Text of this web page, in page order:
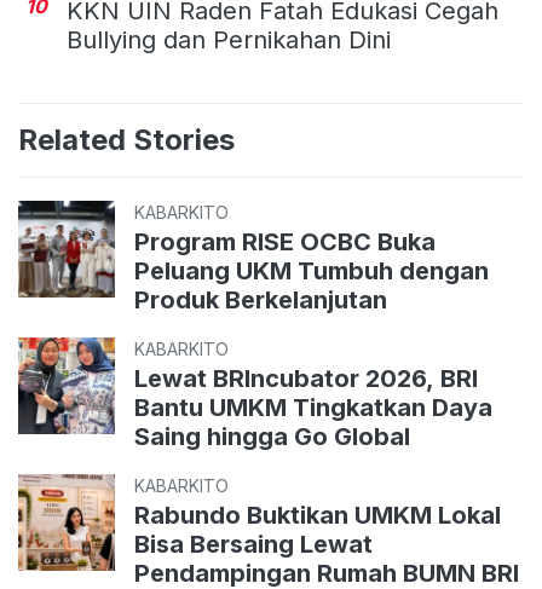
10
KKN UIN Raden Fatah Edukasi Cegah
Bullying dan Pernikahan Dini
Related Stories
KABARKITO
Program RISE OCBC Buka
Peluang UKM Tumbuh dengan
Produk Berkelanjutan
KABARKITO
Lewat BRIncubator 2026, BRI
Bantu UMKM Tingkatkan Daya
Saing hingga Go Global
KABARKITO
Rabundo Buktikan UMKM Lokal
Bisa Bersaing Lewat
Pendampingan Rumah BUMN BRI